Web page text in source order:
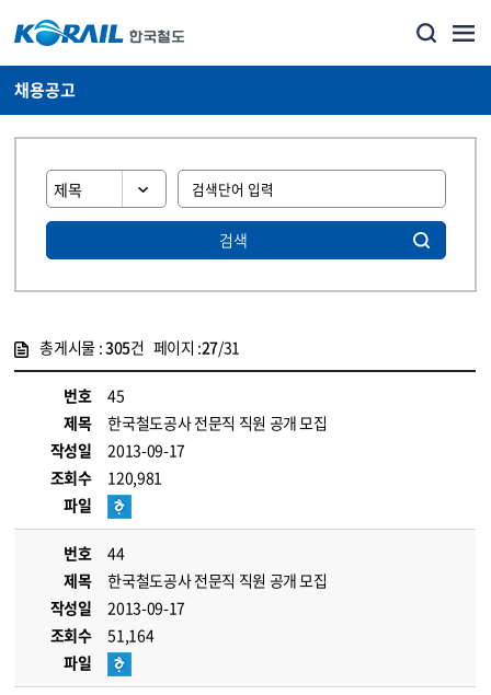
채용공고
검색
총게시물 :305건 페이지 :27/31
번호
45
제목
한국철도공사 전문직 직원 공개 모집
작성일
2013-09-17
조회수
120,981
파일
번호
44
제목
한국철도공사 전문직 직원 공개 모집
작성일
2013-09-17
조회수
51,164
파일